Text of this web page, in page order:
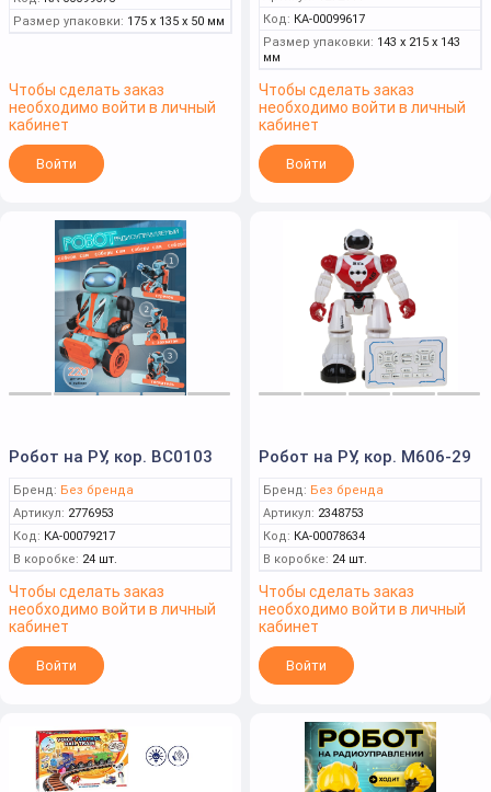
Размер упаковки: 175 x 135 x 50 мм
Чтобы сделать заказ
необходимо войти в личный
кабинет
Войти
Код: КА-00099617
Размер упаковки: 143 x 215 x 143
мм
Чтобы сделать заказ
необходимо войти в личный
кабинет
Войти
Робот на РУ, кор. BC0103
Бренд: Без бренда
Артикул: 2776953
Код: КА-00079217
В коробке: 24 шт.
Чтобы сделать заказ
необходимо войти в личный
кабинет
Войти
Робот на РУ, кор. M606-29
Бренд: Без бренда
Артикул: 2348753
Код: КА-00078634
В коробке: 24 шт.
Чтобы сделать заказ
необходимо войти в личный
кабинет
Войти